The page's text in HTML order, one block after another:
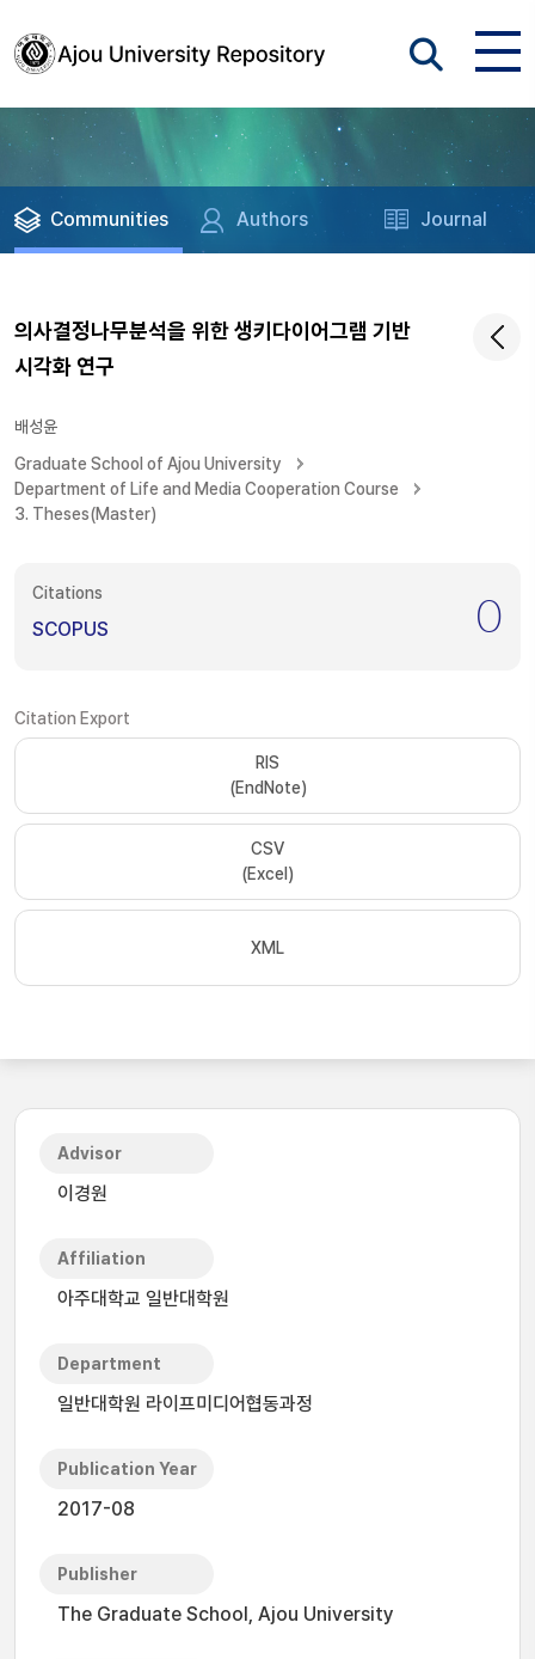
Communities Authors Journal
의사결정나무분석을 위한 생키다이어그램 기반
시각화 연구
배성윤
Graduate School of Ajou University
Department of Life and Media Cooperation Course
3. Theses(Master)
Citations
SCOPUS 0
Citation Export
RIS
(EndNote)
CSV
(Excel)
XML
Advisor
이경원
Affiliation
아주대학교 일반대학원
Department
일반대학원 라이프미디어협동과정
Publication Year
2017-08
Publisher
The Graduate School, Ajou University